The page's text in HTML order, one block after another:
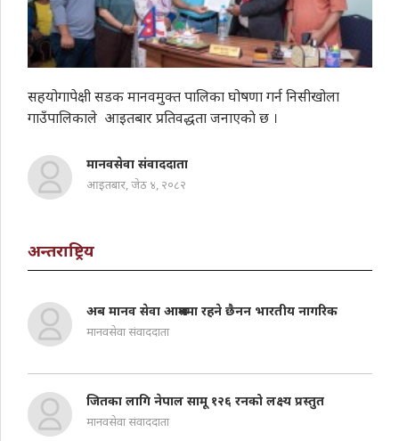
सहयोगापेक्षी सडक मानवमुक्त पालिका घोषणा गर्न निसीखोला
गाउँपालिकाले आइतबार प्रतिवद्धता जनाएकाे छ ।
मानवसेवा संवाददाता
आइतबार, जेठ ४, २०८२
अन्तराष्ट्रिय
अब मानव सेवा आश्रममा रहने छैनन भारतीय नागरिक
मानवसेवा संवाददाता
जितका लागि नेपाल सामू १२६ रनको लक्ष्य प्रस्तुत
मानवसेवा संवाददाता